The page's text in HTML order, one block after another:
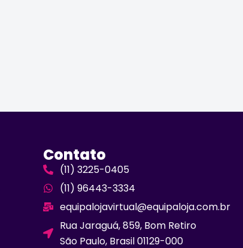
Contato
(11) 3225-0405
(11) 96443-3334
equipalojavirtual@equipaloja.com.br
Rua Jaraguá, 859, Bom Retiro
São Paulo, Brasil 01129-000